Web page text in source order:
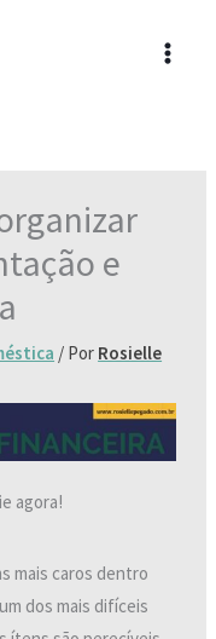
e
/ Por Rosielle
agora!
mais caros dentro
dos mais difíceis